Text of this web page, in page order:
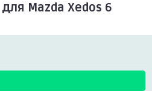
Mazda Xedos 6